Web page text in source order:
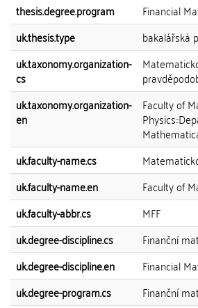
thesis.degree.program
Financial
uk.thesis.type
bakalářská
uk.taxonomy.organization-
cs
uk.taxonomy.organization-
en
Faculty of
uk.faculty-name.cs
uk.faculty-name.en
Faculty of
uk.faculty-abbr.cs
MFF
uk.degree-discipline.cs
Finanční
uk.degree-discipline.en
Financial
uk.degree-program.cs
Finanční